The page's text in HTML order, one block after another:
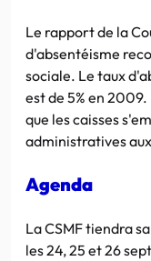
Le rapport de la
d'absentéisme
sociale. Le taux
est de 5% en
que les caisses
administratives
Agenda
La CSMF tiendra
les 24, 25 et 26